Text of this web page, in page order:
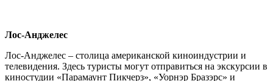
Лос-Анджелес
Лос-Анджелес – столица американской киноиндустрии и
телевидения. Здесь туристы могут отправиться на экскурсии в
киностудии «Парамаунт Пикчерз», «Уорнэр Бразэрс» и